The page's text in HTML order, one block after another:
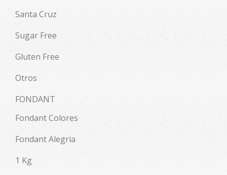
Santa Cruz
Sugar Free
Gluten Free
Otros
FONDANT
Fondant Colores
Fondant Alegria
1 Kg